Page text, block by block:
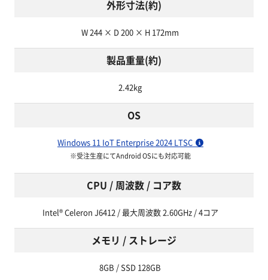
外形寸法(約)
W 244 × D 200 × H 172mm
製品重量(約)
2.42kg
OS
Windows 11 IoT Enterprise 2024 LTSC
※受注生産にてAndroid OSにも対応可能
CPU / 周波数 / コア数
Intel® Celeron J6412 / 最大周波数 2.60GHz / 4コア
メモリ / ストレージ
8GB / SSD 128GB